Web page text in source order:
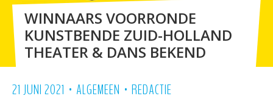
WINNAARS VOORRONDE
KUNSTBENDE ZUID-HOLLAND
THEATER & DANS BEKEND
21 JUNI 2021 • ALGEMEEN • REDACTIE